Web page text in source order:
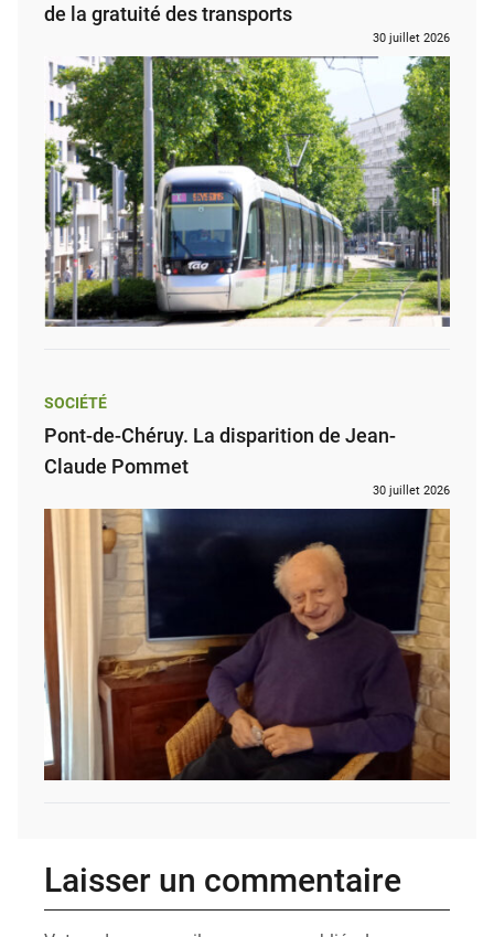
de la gratuité des transports
30 juillet 2026
SOCIÉTÉ
Pont-de-Chéruy. La disparition de Jean-
Claude Pommet
30 juillet 2026
Laisser un commentaire